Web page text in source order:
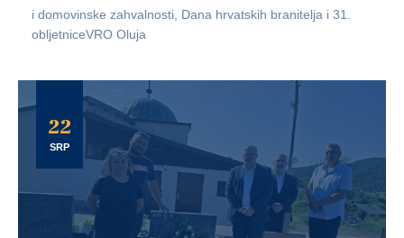
i domovinske zahvalnosti, Dana hrvatskih branitelja i 31.
obljetniceVRO Oluja
22
SRP